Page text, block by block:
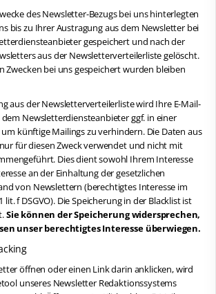
des Newsletter-Bezugs bei uns hinterlegten
bis zu Ihrer Austragung aus dem Newsletter bei
gespeichert und nach der
aus der Newsletterverteilerliste gelöscht.
Zwecken bei uns gespeichert wurden bleiben
aus der Newsletterverteilerliste wird Ihre E-Mail-
dem Newsletterdiensteanbieter ggf. in einer
künftige Mailings zu verhindern. Die Daten aus
für diesen Zweck verwendet und nicht mit
Dies dient sowohl Ihrem Interesse
an der Einhaltung der gesetzlichen
von Newslettern (berechtigtes Interesse im
lit. f DSGVO). Die Speicherung in der Blacklist ist
Sie können der Speicherung widersprechen,
unser berechtigtes Interesse überwiegen.
öffnen oder einen Link darin anklicken, wird
unseres Newsletter Redaktionssystems